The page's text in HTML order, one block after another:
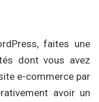
faites une
dont vous avez
e-commerce par
avoir un